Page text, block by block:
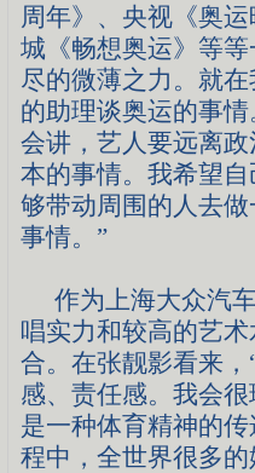
周年》、央视《奥
城《畅想奥运》等
尽的微薄之力。就
的助理谈奥运的事
会讲，艺人要远离
本的事情。我希望
够带动周围的人去
事情。”
作为上海大众汽
唱实力和较高的艺
合。在张靓影看来
感、责任感。我会很
是一种体育精神的
程中，全世界很多